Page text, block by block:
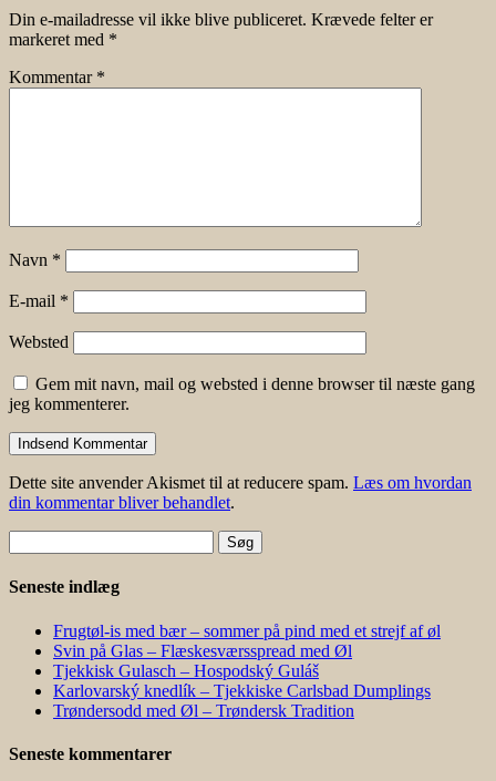
Din e-mailadresse vil ikke blive publiceret. Krævede felter er
markeret med *
Kommentar *
Navn *
E-mail *
Websted
Gem mit navn, mail og websted i denne browser til næste gang
jeg kommenterer.
Dette site anvender Akismet til at reducere spam. Læs om hvordan
din kommentar bliver behandlet.
efter:
Seneste indlæg
Frugtøl-is med bær – sommer på pind med et strejf af øl
Svin på Glas – Flæskesværsspread med Øl
Tjekkisk Gulasch – Hospodský Guláš
Karlovarský knedlík – Tjekkiske Carlsbad Dumplings
Trøndersodd med Øl – Trøndersk Tradition
Seneste kommentarer